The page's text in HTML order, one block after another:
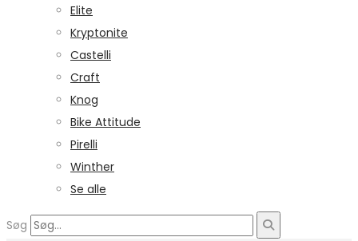
Elite
Kryptonite
Castelli
Craft
Knog
Bike Attitude
Pirelli
Winther
Se alle
Søg